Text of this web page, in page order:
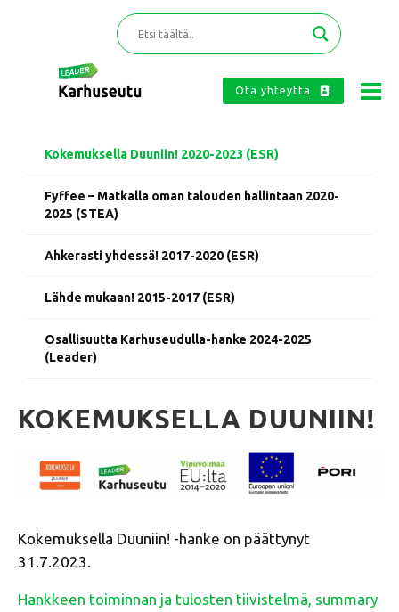
Ota yhteyttä
Kokemuksella Duuniin! 2020-2023 (ESR)
Fyffee – Matkalla oman talouden hallintaan 2020-
2025 (STEA)
Ahkerasti yhdessä! 2017-2020 (ESR)
Lähde mukaan! 2015-2017 (ESR)
Osallisuutta Karhuseudulla-hanke 2024-2025
(Leader)
KOKEMUKSELLA DUUNIIN!
Kokemuksella Duuniin! -hanke on päättynyt
31.7.2023.
Hankkeen toiminnan ja tulosten tiivistelmä, summary